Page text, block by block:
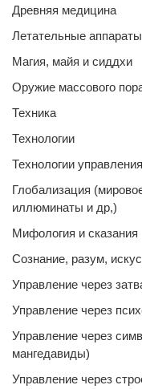
Древняя медицина
Летательные аппараты
Магия, майя и сиддхи
Оружие массового
Техника
Технологии
Технологии управления
Глобализация
иллюминаты и др,)
Мифология и сказания
Сознание, разум,
Управление через
Управление через
Управление через
мангедавиды)
Управление через